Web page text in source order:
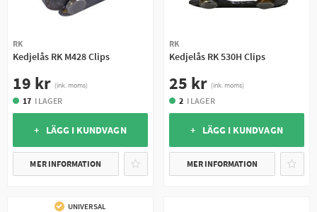
RK
Kedjelås RK M428 Clips
19 kr (ink. moms)
17 I LAGER
+ LÄGG I KUNDVAGN
MER INFORMATION
RK
Kedjelås RK 530H Clips
25 kr (ink. moms)
2 I LAGER
+ LÄGG I KUNDVAGN
MER INFORMATION
UNIVERSAL